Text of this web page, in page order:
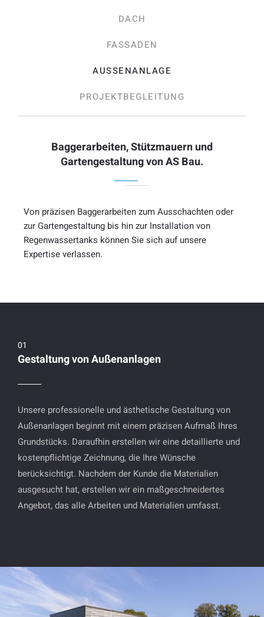
DACH
FASSADEN
AUSSENANLAGE
PROJEKTBEGLEITUNG
Baggerarbeiten, Stützmauern und
Gartengestaltung von AS Bau.
Von präzisen Baggerarbeiten zum Ausschachten oder
zur Gartengestaltung bis hin zur Installation von
Regenwassertanks können Sie sich auf unsere
Expertise verlassen.
Gestaltung von Außenanlagen
Unsere professionelle und ästhetische Gestaltung von
Außenanlagen beginnt mit einem präzisen Aufmaß Ihres
Grundstücks. Daraufhin erstellen wir eine detaillierte und
kostenpflichtige Zeichnung, die Ihre Wünsche
berücksichtigt. Nachdem der Kunde die Materialien
ausgesucht hat, erstellen wir ein maßgeschneidertes
Angebot, das alle Arbeiten und Materialien umfasst.